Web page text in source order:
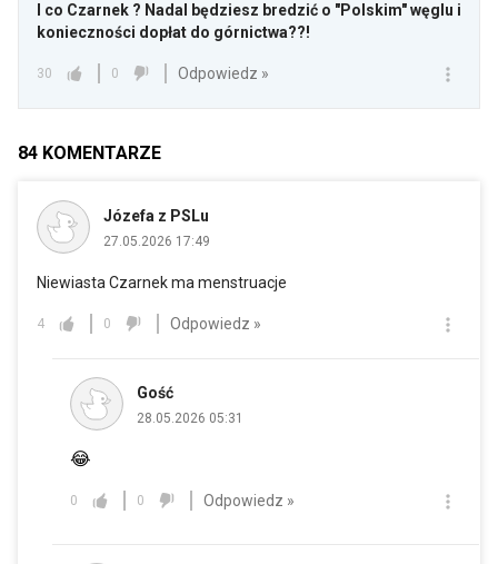
I co Czarnek ? Nadal będziesz bredzić o "Polskim" węglu i
konieczności dopłat do górnictwa??!
30 0 Odpowiedz »
84 KOMENTARZE
Józefa z PSLu
27.05.2026 17:49
Niewiasta Czarnek ma menstruacje
4 0 Odpowiedz »
Gość
28.05.2026 05:31
😂
0 0 Odpowiedz »